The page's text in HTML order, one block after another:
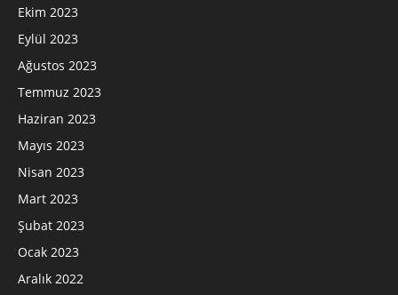
Ekim 2023
Eylül 2023
Ağustos 2023
Temmuz 2023
Haziran 2023
Mayıs 2023
Nisan 2023
Mart 2023
Şubat 2023
Ocak 2023
Aralık 2022